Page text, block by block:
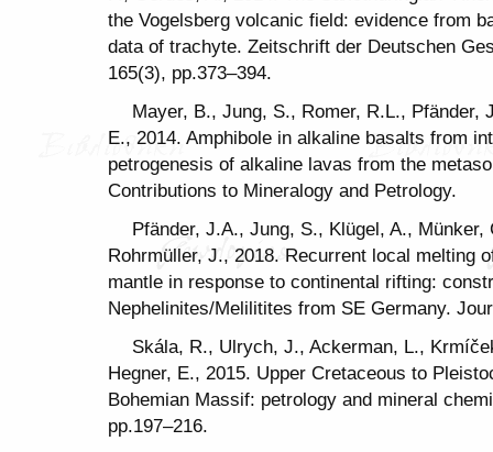
the Vogelsberg volcanic field: evidence from
data of trachyte. Zeitschrift der Deutschen
165(3), pp.373–394.
Mayer, B., Jung, S., Romer, R.L., Pfänder,
E., 2014. Amphibole in alkaline basalts from
petrogenesis of alkaline lavas from the
Contributions to Mineralogy and Petrology.
Pfänder, J.A., Jung, S., Klügel, A.,
Rohrmüller, J., 2018. Recurrent local melting
mantle in response to continental rifting:
Nephelinites/Melilitites from SE Germany.
Skála, R., Ulrych, J., Ackerman, L.,
Hegner, E., 2015. Upper Cretaceous to
Bohemian Massif: petrology and mineral
pp.197–216.